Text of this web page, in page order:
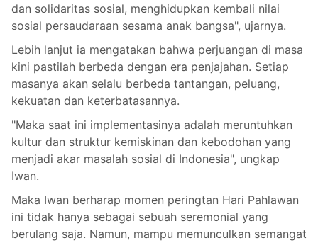
dan solidaritas sosial, menghidupkan kembali nilai
sosial persaudaraan sesama anak bangsa", ujarnya.
Lebih lanjut ia mengatakan bahwa perjuangan di masa
kini pastilah berbeda dengan era penjajahan. Setiap
masanya akan selalu berbeda tantangan, peluang,
kekuatan dan keterbatasannya.
"Maka saat ini implementasinya adalah meruntuhkan
kultur dan struktur kemiskinan dan kebodohan yang
menjadi akar masalah sosial di Indonesia", ungkap
Iwan.
Maka Iwan berharap momen peringtan Hari Pahlawan
ini tidak hanya sebagai sebuah seremonial yang
berulang saja. Namun, mampu memunculkan semangat